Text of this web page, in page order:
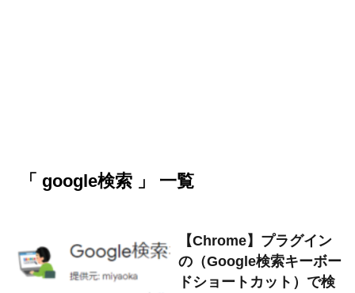
「 google検索 」 一覧
【Chrome】プラグイン
の（Google検索キーボー
ドショートカット）で検